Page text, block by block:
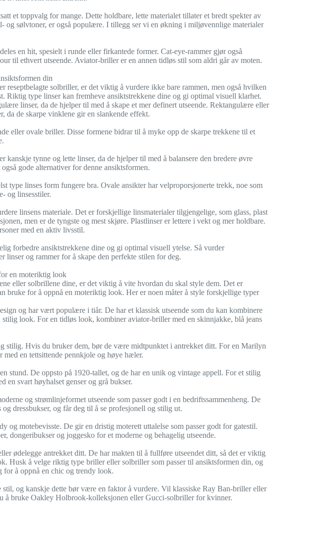
et toppvalg for mange. Dette holdbare, lette materialet tillater et bredt spekter av
og sølvtoner, er også populære. I tillegg ser vi en økning i miljøvennlige materialer
en hit, spesielt i runde eller firkantede former. Cat-eye-rammer gjør også
til ethvert utseende. Aviator-briller er en annen tidløs stil som aldri går av moten.
din
reseptbelagte solbriller, er det viktig å vurdere ikke bare rammen, men også hvilken
Riktig type linser kan fremheve ansiktstrekkene dine og gi optimal visuell klarhet.
linser, da de hjelper til med å skape et mer definert utseende. Rektangulære eller
da de skarpe vinklene gir en slankende effekt.
eller ovale briller. Disse formene bidrar til å myke opp de skarpe trekkene til et
kanskje tynne og lette linser, da de hjelper til med å balansere den bredere øvre
gode alternativer for denne ansiktsformen.
type linses form fungere bra. Ovale ansikter har velproporsjonerte trekk, noe som
og linsesstiler.
linsens materiale. Det er forskjellige linsmaterialer tilgjengelige, som glass, plast
men er de tyngste og mest skjøre. Plastlinser er lettere i vekt og mer holdbare.
med en aktiv livsstil.
forbedre ansiktstrekkene dine og gi optimal visuell ytelse. Så vurder
linser og rammer for å skape den perfekte stilen for deg.
en moteriktig look
eller solbrillene dine, er det viktig å vite hvordan du skal style dem. Det er
bruke for å oppnå en moteriktig look. Her er noen måter å style forskjellige typer
og har vært populære i tiår. De har et klassisk utseende som du kan kombinere
look. For en tidløs look, kombiner aviator-briller med en skinnjakke, blå jeans
stilig. Hvis du bruker dem, bør de være midtpunktet i antrekket ditt. For en Marilyn
en tettsittende pennkjole og høye hæler.
stund. De oppsto på 1920-tallet, og de har en unik og vintage appell. For et stilig
en svart høyhalset genser og grå bukser.
og strømlinjeformet utseende som passer godt i en bedriftssammenheng. De
dressbukser, og får deg til å se profesjonell og stilig ut.
og motebevisste. De gir en dristig moterett uttalelse som passer godt for gatestil.
dongeribukser og joggesko for et moderne og behagelig utseende.
ødelegge antrekket ditt. De har makten til å fullføre utseendet ditt, så det er viktig
Husk å velge riktig type briller eller solbriller som passer til ansiktsformen din, og
for å oppnå en chic og trendy look.
og kanskje dette bør være en faktor å vurdere. Vil klassiske Ray Ban-briller eller
å bruke Oakley Holbrook-kolleksjonen eller Gucci-solbriller for kvinner.